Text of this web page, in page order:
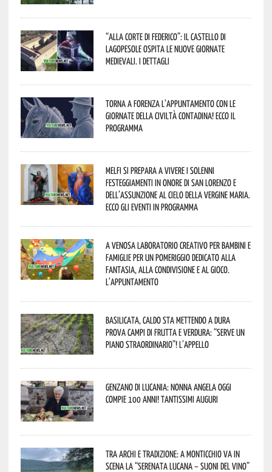
“Alla corte di Federico”: il Castello di
Lagopesole ospita le nuove Giornate
Medievali. I dettagli
Torna a Forenza l’appuntamento con le
Giornate della Civiltà Contadina! Ecco il
programma
Melfi si prepara a vivere i solenni
festeggiamenti in onore di San Lorenzo e
dell’assunzione al cielo della Vergine Maria.
Ecco gli eventi in programma
A Venosa laboratorio creativo per bambini e
famiglie per un pomeriggio dedicato alla
fantasia, alla condivisione e al gioco.
L’appuntamento
Basilicata, caldo sta mettendo a dura
prova campi di frutta e verdura: “Serve un
piano straordinario”! L’appello
Genzano di Lucania: nonna Angela oggi
compie 100 anni! Tantissimi auguri
Tra archi e tradizione: a Monticchio va in
scena la “Serenata lucana – suoni del vino”